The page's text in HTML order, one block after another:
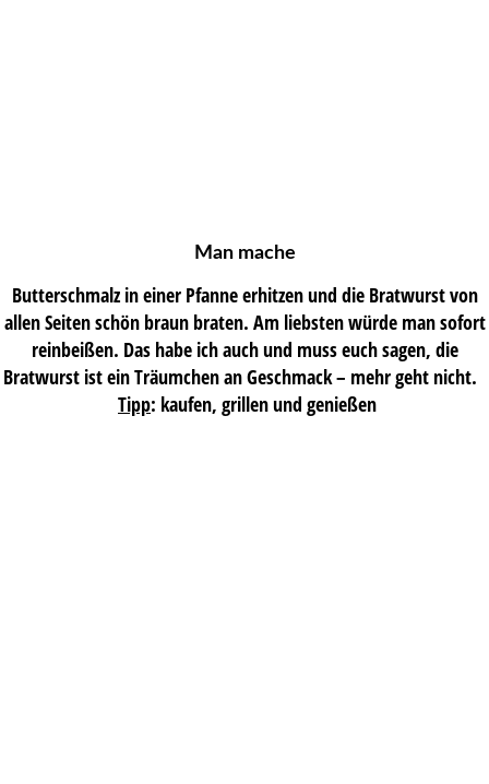
Man mache
Butterschmalz in einer Pfanne erhitzen und die Bratwurst von
allen Seiten schön braun braten. Am liebsten würde man sofort
reinbeißen. Das habe ich auch und muss euch sagen, die
Bratwurst ist ein Träumchen an Geschmack – mehr geht nicht.
Tipp: kaufen, grillen und genießen